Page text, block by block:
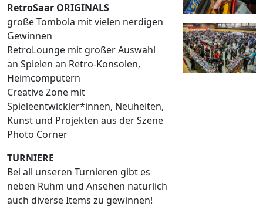
RetroSaar ORIGINALS
große Tombola mit vielen nerdigen
Gewinnen
RetroLounge mit großer Auswahl
an Spielen an Retro-Konsolen,
Heimcomputern
Creative Zone mit
Spieleentwickler*innen, Neuheiten,
Kunst und Projekten aus der Szene
Photo Corner
TURNIERE
Bei all unseren Turnieren gibt es
neben Ruhm und Ansehen natürlich
auch diverse Items zu gewinnen!